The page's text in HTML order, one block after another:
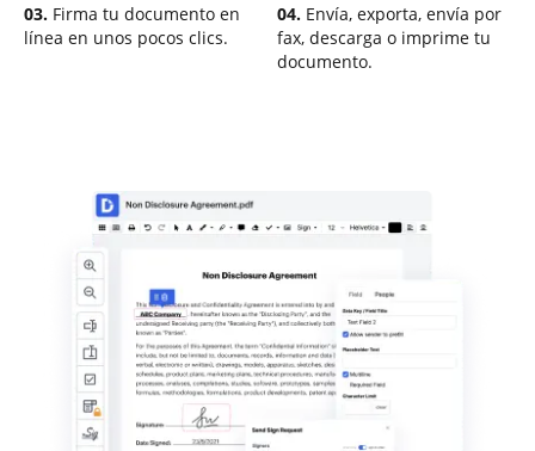
03. Firma tu documento en
línea en unos pocos clics.
04. Envía, exporta, envía por
fax, descarga o imprime tu
documento.